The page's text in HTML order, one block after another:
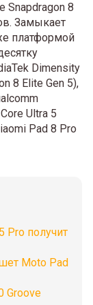
Snapdragon 8
Замыкает
платформой
Dimensity
8 Elite Gen 5),
Ultra 5
Pad 8 Pro
Pro получит
Moto Pad
Groove